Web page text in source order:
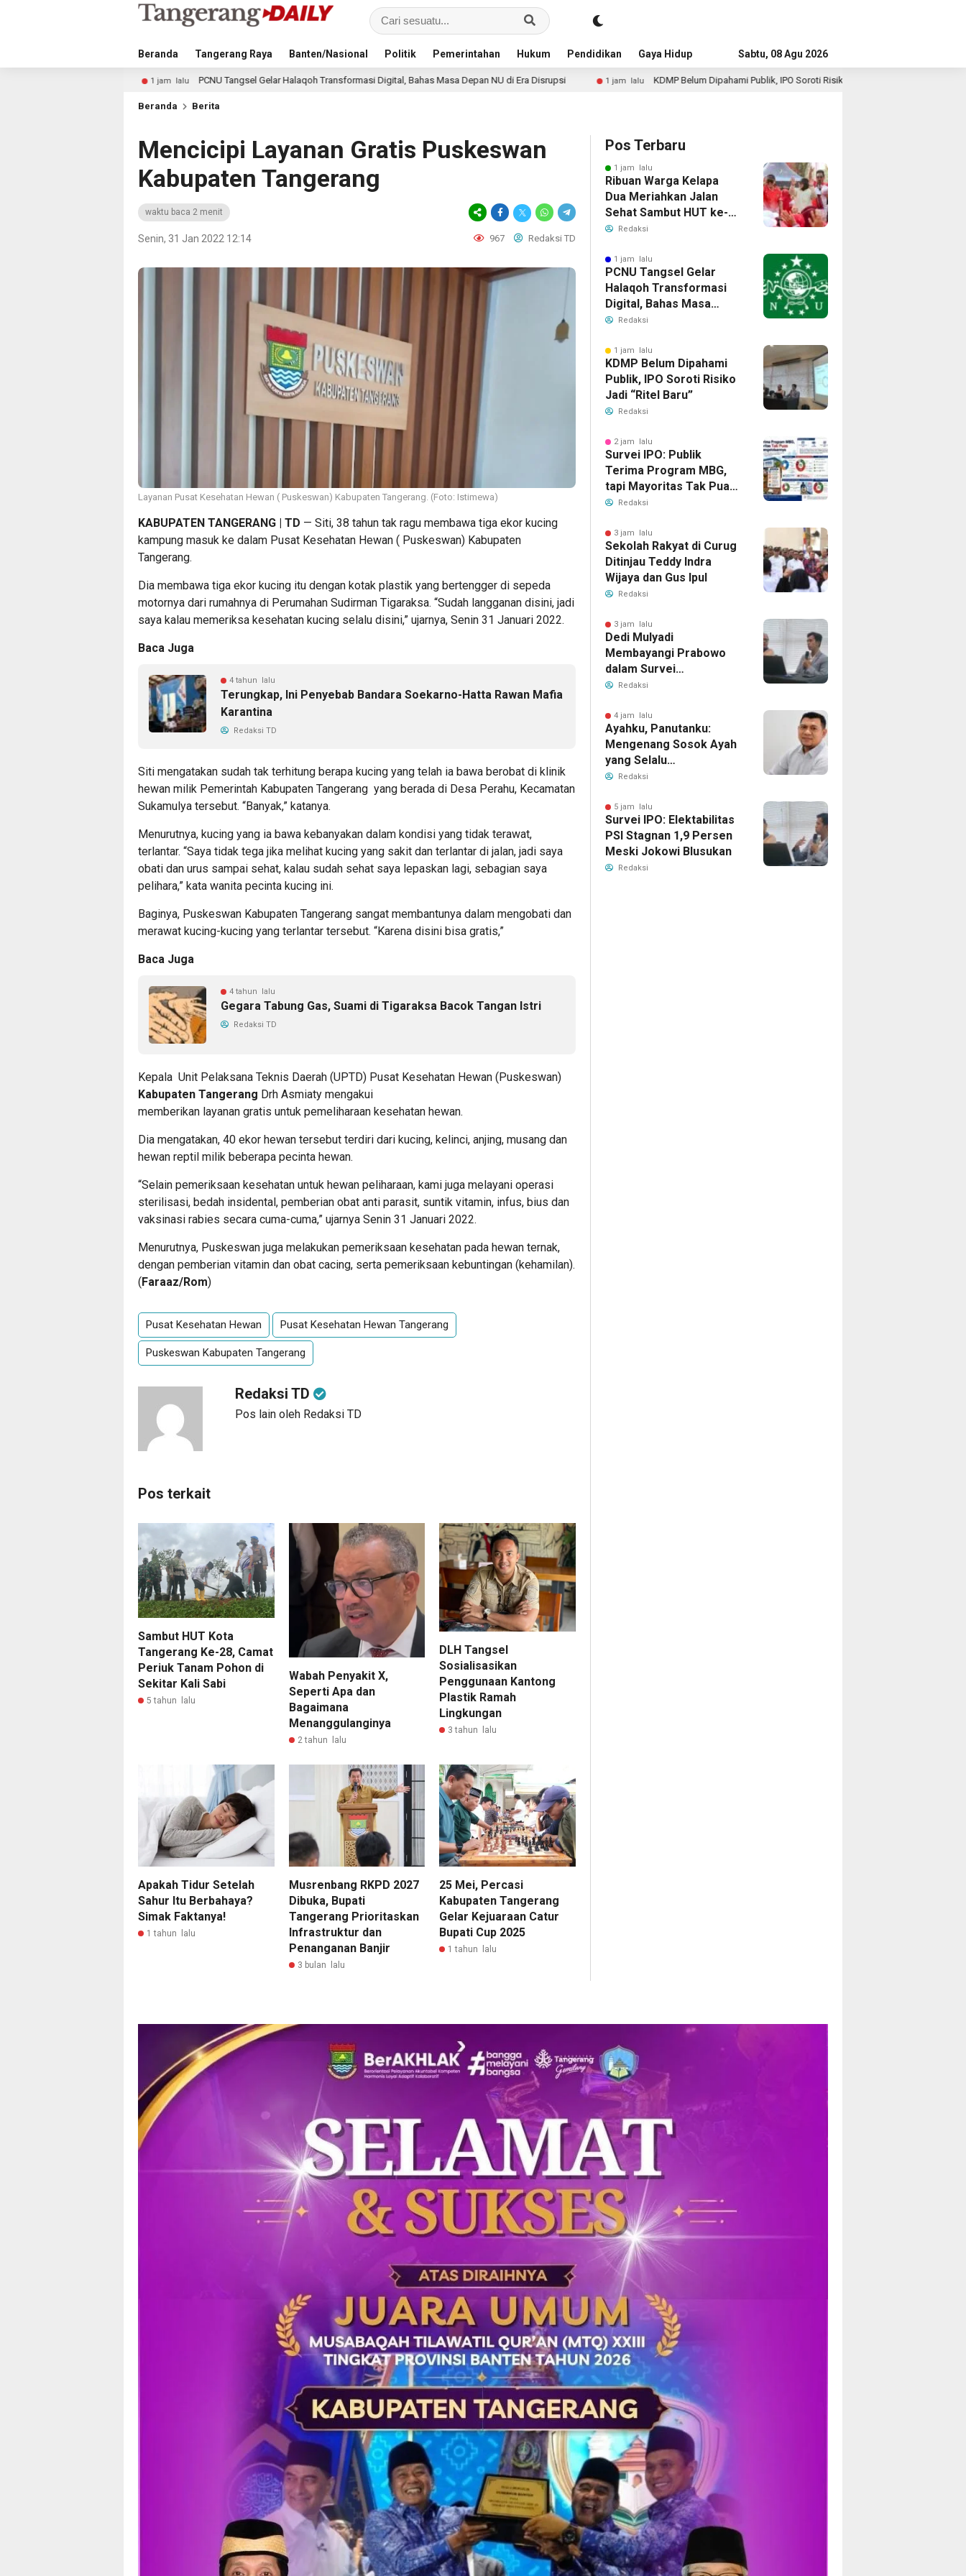
Beranda Tangerang Raya Banten/Nasional Politik Pemerintahan Hukum Pendidikan Gaya Hidup AdvertorialSabtu, 08 Agu 2026
PCNU Tangsel Gelar Halaqoh Transformasi Digital, Bahas Masa Depan NU di Era Disrupsi 1 jam lalu KDMP Belum Dipahami Publik, IPO Soroti Risiko Jadi “Ritel Baru”
Beranda Berita
Mencicipi Layanan Gratis Puskeswan
Kabupaten Tangerang
waktu baca 2 menit
Senin, 31 Jan 2022 12:14 967 Redaksi TD
Layanan Pusat Kesehatan Hewan ( Puskeswan) Kabupaten Tangerang. (Foto: Istimewa)
KABUPATEN TANGERANG | TD — Siti, 38 tahun tak ragu membawa tiga ekor kucing
kampung masuk ke dalam Pusat Kesehatan Hewan ( Puskeswan) Kabupaten
Tangerang.
Dia membawa tiga ekor kucing itu dengan kotak plastik yang bertengger di sepeda
motornya dari rumahnya di Perumahan Sudirman Tigaraksa. “Sudah langganan disini, jadi
saya kalau memeriksa kesehatan kucing selalu disini,” ujarnya, Senin 31 Januari 2022.
Baca Juga
4 tahun lalu
Terungkap, Ini Penyebab Bandara Soekarno-Hatta Rawan Mafia
Karantina
Redaksi TD
Siti mengatakan sudah tak terhitung berapa kucing yang telah ia bawa berobat di klinik
hewan milik Pemerintah Kabupaten Tangerang yang berada di Desa Perahu, Kecamatan
Sukamulya tersebut. “Banyak,” katanya.
Menurutnya, kucing yang ia bawa kebanyakan dalam kondisi yang tidak terawat,
terlantar. “Saya tidak tega jika melihat kucing yang sakit dan terlantar di jalan, jadi saya
obati dan urus sampai sehat, kalau sudah sehat saya lepaskan lagi, sebagian saya
pelihara,” kata wanita pecinta kucing ini.
Baginya, Puskeswan Kabupaten Tangerang sangat membantunya dalam mengobati dan
merawat kucing-kucing yang terlantar tersebut. “Karena disini bisa gratis,”
Baca Juga
4 tahun lalu
Gegara Tabung Gas, Suami di Tigaraksa Bacok Tangan Istri
Redaksi TD
Kepala Unit Pelaksana Teknis Daerah (UPTD) Pusat Kesehatan Hewan (Puskeswan)
Kabupaten Tangerang Drh Asmiaty mengakui
memberikan layanan gratis untuk pemeliharaan kesehatan hewan.
Dia mengatakan, 40 ekor hewan tersebut terdiri dari kucing, kelinci, anjing, musang dan
hewan reptil milik beberapa pecinta hewan.
“Selain pemeriksaan kesehatan untuk hewan peliharaan, kami juga melayani operasi
sterilisasi, bedah insidental, pemberian obat anti parasit, suntik vitamin, infus, bius dan
vaksinasi rabies secara cuma-cuma,” ujarnya Senin 31 Januari 2022.
Menurutnya, Puskeswan juga melakukan pemeriksaan kesehatan pada hewan ternak,
dengan pemberian vitamin dan obat cacing, serta pemeriksaan kebuntingan (kehamilan).
(Faraaz/Rom)
Pusat Kesehatan Hewan Pusat Kesehatan Hewan Tangerang
Puskeswan Kabupaten Tangerang
Redaksi TD
Pos lain oleh Redaksi TD
Pos terkait
Sambut HUT Kota
Tangerang Ke-28, Camat
Periuk Tanam Pohon di
Sekitar Kali Sabi
5 tahun lalu
Wabah Penyakit X,
Seperti Apa dan
Bagaimana
Menanggulanginya
2 tahun lalu
DLH Tangsel
Sosialisasikan
Penggunaan Kantong
Plastik Ramah
Lingkungan
3 tahun lalu
Apakah Tidur Setelah
Sahur Itu Berbahaya?
Simak Faktanya!
1 tahun lalu
Musrenbang RKPD 2027
Dibuka, Bupati
Tangerang Prioritaskan
Infrastruktur dan
Penanganan Banjir
3 bulan lalu
25 Mei, Percasi
Kabupaten Tangerang
Gelar Kejuaraan Catur
Bupati Cup 2025
1 tahun lalu
Pos Terbaru
1 jam lalu
Ribuan Warga Kelapa
Dua Meriahkan Jalan
Sehat Sambut HUT ke-81
RI
Redaksi
1 jam lalu
PCNU Tangsel Gelar
Halaqoh Transformasi
Digital, Bahas Masa
Depan NU di Era Disrupsi
Redaksi
1 jam lalu
KDMP Belum Dipahami
Publik, IPO Soroti Risiko
Jadi “Ritel Baru”
Redaksi
2 jam lalu
Survei IPO: Publik
Terima Program MBG,
tapi Mayoritas Tak Puas
dengan Pengelolaannya
Redaksi
3 jam lalu
Sekolah Rakyat di Curug
Ditinjau Teddy Indra
Wijaya dan Gus Ipul
Redaksi
3 jam lalu
Dedi Mulyadi
Membayangi Prabowo
dalam Survei
Elektabilitas Capres IPO
Redaksi
4 jam lalu
Ayahku, Panutanku:
Mengenang Sosok Ayah
yang Selalu
Membersamaiku
Redaksi
5 jam lalu
Survei IPO: Elektabilitas
PSI Stagnan 1,9 Persen
Meski Jokowi Blusukan
Redaksi